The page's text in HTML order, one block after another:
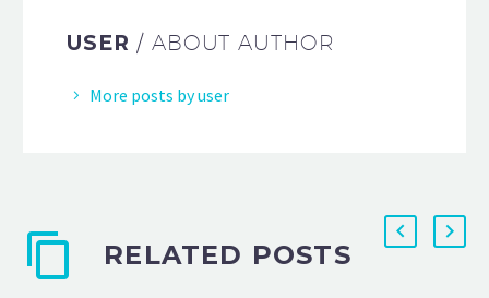
USER / ABOUT AUTHOR
More posts by user
RELATED POSTS